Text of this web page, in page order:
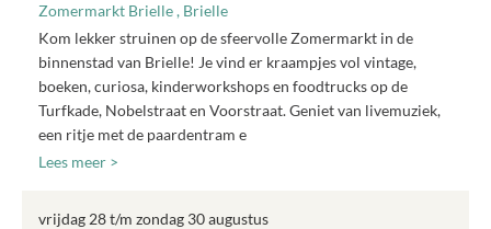
Zomermarkt Brielle , Brielle
Kom lekker struinen op de sfeervolle Zomermarkt in de
binnenstad van Brielle! Je vind er kraampjes vol vintage,
boeken, curiosa, kinderworkshops en foodtrucks op de
Turfkade, Nobelstraat en Voorstraat. Geniet van livemuziek,
een ritje met de paardentram e
Lees meer >
vrijdag 28 t/m zondag 30 augustus